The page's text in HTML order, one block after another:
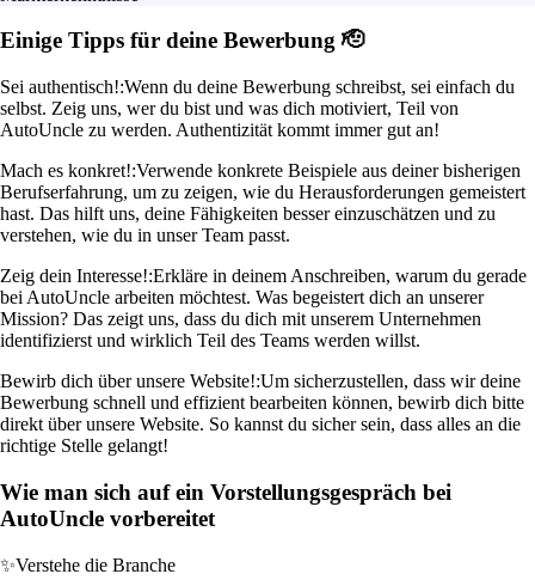
Einige Tipps für deine Bewerbung 🫡
Sei authentisch!:Wenn du deine Bewerbung schreibst, sei einfach du
selbst. Zeig uns, wer du bist und was dich motiviert, Teil von
AutoUncle zu werden. Authentizität kommt immer gut an!
Mach es konkret!:Verwende konkrete Beispiele aus deiner bisherigen
Berufserfahrung, um zu zeigen, wie du Herausforderungen gemeistert
hast. Das hilft uns, deine Fähigkeiten besser einzuschätzen und zu
verstehen, wie du in unser Team passt.
Zeig dein Interesse!:Erkläre in deinem Anschreiben, warum du gerade
bei AutoUncle arbeiten möchtest. Was begeistert dich an unserer
Mission? Das zeigt uns, dass du dich mit unserem Unternehmen
identifizierst und wirklich Teil des Teams werden willst.
Bewirb dich über unsere Website!:Um sicherzustellen, dass wir deine
Bewerbung schnell und effizient bearbeiten können, bewirb dich bitte
direkt über unsere Website. So kannst du sicher sein, dass alles an die
richtige Stelle gelangt!
Wie man sich auf ein Vorstellungsgespräch bei
AutoUncle vorbereitet
✨Verstehe die Branche